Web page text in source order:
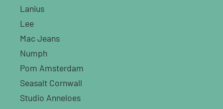
Lanius
Lee
Mac Jeans
Numph
Pom Amsterdam
Seasalt Cornwall
Studio Anneloes